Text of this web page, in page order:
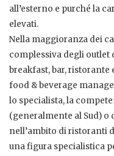
all’esterno e purché la
elevati.
Nella maggioranza dei
complessiva degli
breakfast, bar, ristorante
food & beverage
lo specialista, la
(generalmente al Sud) o
nell’ambito di ristoranti
una figura specialistica